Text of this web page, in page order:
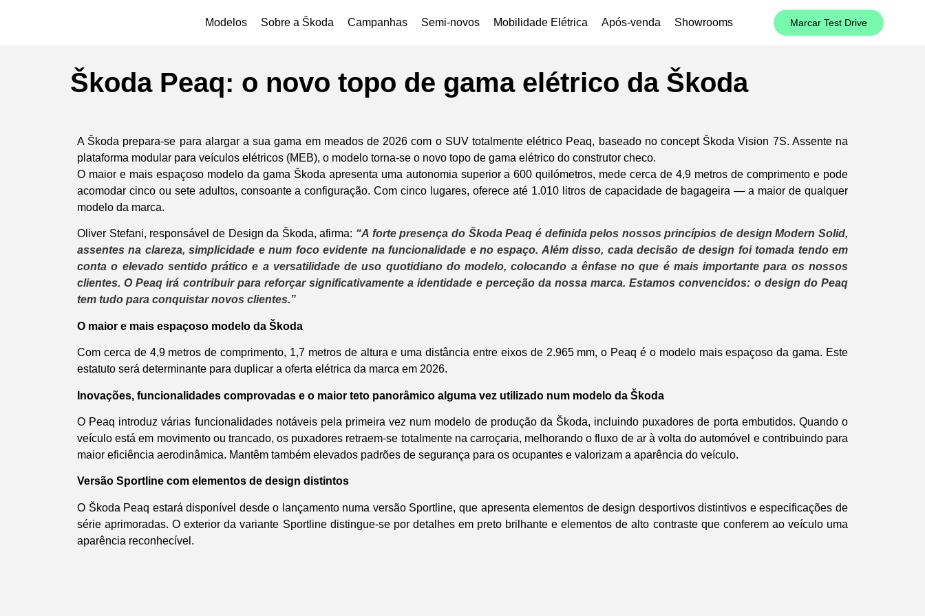
Modelos Sobre a Škoda Campanhas Semi-novos Mobilidade Elétrica Após-venda Showrooms Marcar Test Drive
Škoda Peaq: o novo topo de gama elétrico da Škoda
A Škoda prepara-se para alargar a sua gama em meados de 2026 com o SUV totalmente elétrico Peaq, baseado no concept Škoda Vision 7S. Assente na
plataforma modular para veículos elétricos (MEB), o modelo torna-se o novo topo de gama elétrico do construtor checo.
O maior e mais espaçoso modelo da gama Škoda apresenta uma autonomia superior a 600 quilómetros, mede cerca de 4,9 metros de comprimento e pode
acomodar cinco ou sete adultos, consoante a configuração. Com cinco lugares, oferece até 1.010 litros de capacidade de bagageira — a maior de qualquer
modelo da marca.
Oliver Stefani, responsável de Design da Škoda, afirma: “A forte presença do Škoda Peaq é definida pelos nossos princípios de design Modern Solid,
assentes na clareza, simplicidade e num foco evidente na funcionalidade e no espaço. Além disso, cada decisão de design foi tomada tendo em
conta o elevado sentido prático e a versatilidade de uso quotidiano do modelo, colocando a ênfase no que é mais importante para os nossos
clientes. O Peaq irá contribuir para reforçar significativamente a identidade e perceção da nossa marca. Estamos convencidos: o design do Peaq
tem tudo para conquistar novos clientes.”
O maior e mais espaçoso modelo da Škoda
Com cerca de 4,9 metros de comprimento, 1,7 metros de altura e uma distância entre eixos de 2.965 mm, o Peaq é o modelo mais espaçoso da gama. Este
estatuto será determinante para duplicar a oferta elétrica da marca em 2026.
Inovações, funcionalidades comprovadas e o maior teto panorâmico alguma vez utilizado num modelo da Škoda
O Peaq introduz várias funcionalidades notáveis pela primeira vez num modelo de produção da Škoda, incluindo puxadores de porta embutidos. Quando o
veículo está em movimento ou trancado, os puxadores retraem-se totalmente na carroçaria, melhorando o fluxo de ar à volta do automóvel e contribuindo para
maior eficiência aerodinâmica. Mantêm também elevados padrões de segurança para os ocupantes e valorizam a aparência do veículo.
Versão Sportline com elementos de design distintos
O Škoda Peaq estará disponível desde o lançamento numa versão Sportline, que apresenta elementos de design desportivos distintivos e especificações de
série aprimoradas. O exterior da variante Sportline distingue-se por detalhes em preto brilhante e elementos de alto contraste que conferem ao veículo uma
aparência reconhecível.